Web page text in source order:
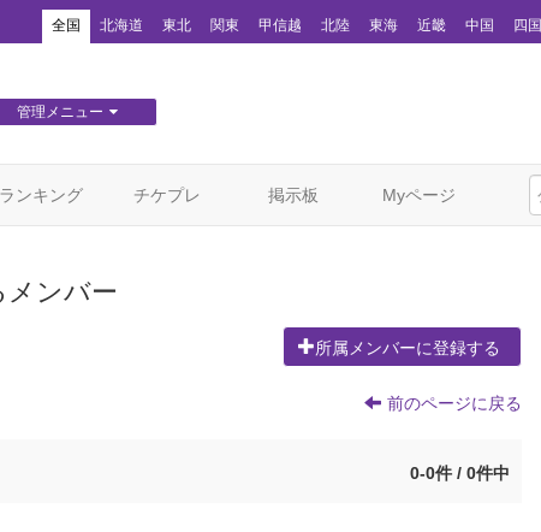
全国 北海道 東北 関東 甲信越 北陸 東海 近畿 中国 四国
管理メニュー
ランキング チケプレ 掲示板 Myページ
ンバー
所属メンバーに登録する
前のページに戻る
0-0件 / 0件中